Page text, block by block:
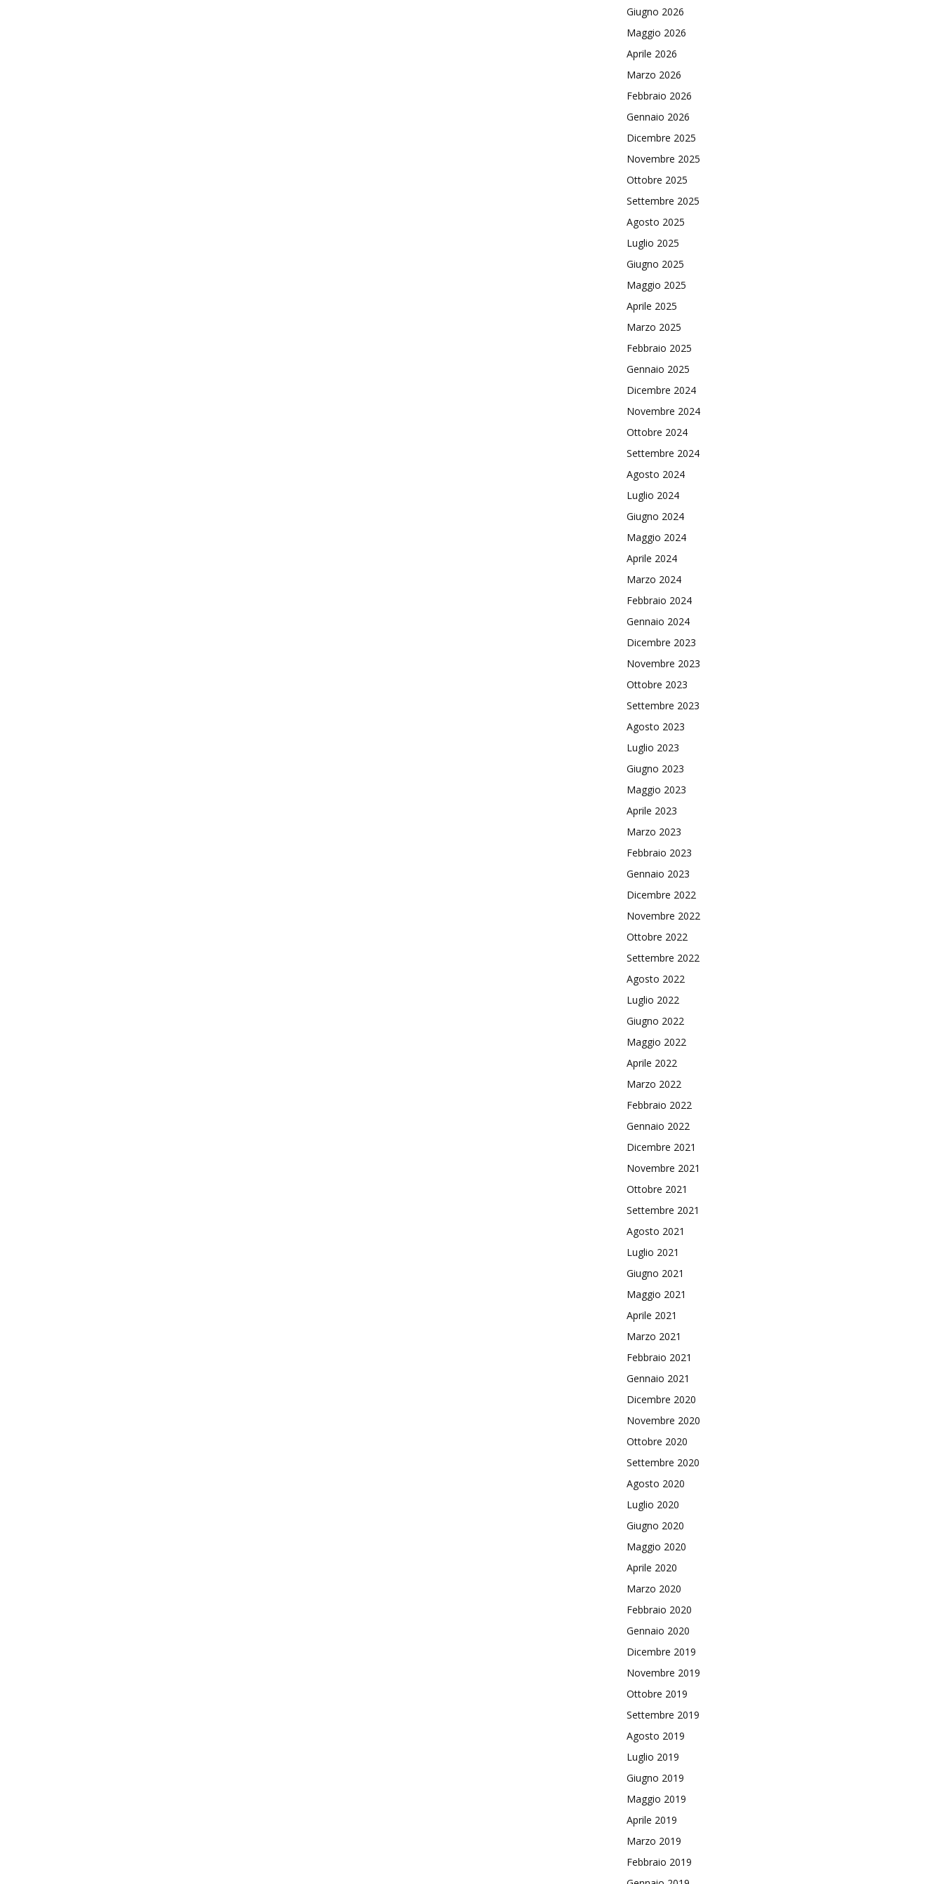
Giugno 2026
Maggio 2026
Aprile 2026
Marzo 2026
Febbraio 2026
Gennaio 2026
Dicembre 2025
Novembre 2025
Ottobre 2025
Settembre 2025
Agosto 2025
Luglio 2025
Giugno 2025
Maggio 2025
Aprile 2025
Marzo 2025
Febbraio 2025
Gennaio 2025
Dicembre 2024
Novembre 2024
Ottobre 2024
Settembre 2024
Agosto 2024
Luglio 2024
Giugno 2024
Maggio 2024
Aprile 2024
Marzo 2024
Febbraio 2024
Gennaio 2024
Dicembre 2023
Novembre 2023
Ottobre 2023
Settembre 2023
Agosto 2023
Luglio 2023
Giugno 2023
Maggio 2023
Aprile 2023
Marzo 2023
Febbraio 2023
Gennaio 2023
Dicembre 2022
Novembre 2022
Ottobre 2022
Settembre 2022
Agosto 2022
Luglio 2022
Giugno 2022
Maggio 2022
Aprile 2022
Marzo 2022
Febbraio 2022
Gennaio 2022
Dicembre 2021
Novembre 2021
Ottobre 2021
Settembre 2021
Agosto 2021
Luglio 2021
Giugno 2021
Maggio 2021
Aprile 2021
Marzo 2021
Febbraio 2021
Gennaio 2021
Dicembre 2020
Novembre 2020
Ottobre 2020
Settembre 2020
Agosto 2020
Luglio 2020
Giugno 2020
Maggio 2020
Aprile 2020
Marzo 2020
Febbraio 2020
Gennaio 2020
Dicembre 2019
Novembre 2019
Ottobre 2019
Settembre 2019
Agosto 2019
Luglio 2019
Giugno 2019
Maggio 2019
Aprile 2019
Marzo 2019
Febbraio 2019